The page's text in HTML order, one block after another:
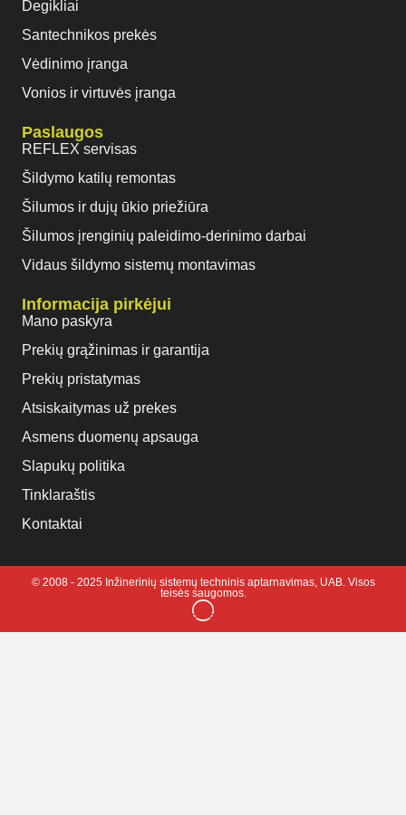
Degikliai
Santechnikos prekės
Vėdinimo įranga
Vonios ir virtuvės įranga
Paslaugos
REFLEX servisas
Šildymo katilų remontas
Šilumos ir dujų ūkio priežiūra
Šilumos įrenginių paleidimo-derinimo darbai
Vidaus šildymo sistemų montavimas
Informacija pirkėjui
Mano paskyra
Prekių grąžinimas ir garantija
Prekių pristatymas
Atsiskaitymas už prekes
Asmens duomenų apsauga
Slapukų politika
Tinklaraštis
Kontaktai
© 2008 - 2025 Inžinerinių sistemų techninis aptarnavimas, UAB. Visos
teisės saugomos.